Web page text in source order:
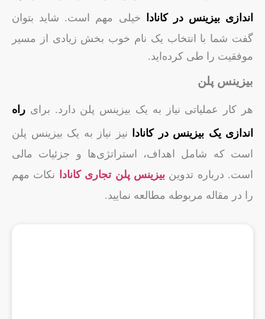
اندازی بیزینس در کانادا
خیلی مهم است. شاید بتوان
گفت شما با انتخاب یک نام خوب بخش زیادی از مسیر
موفقیت را طی کرده‌اید.
بیزینس پلن
هر کار عملیاتی نیاز به یک بیزینس پلن دارد. برای راه
اندازی یک بیزینس در کانادا نیز نیاز به یک بیزینس پلن
است که شامل اهداف، استراتژی‌ها و جزئیات مالی
است. درباره تدوینبیزینس پلن تجاری کانادا
نکات مهم
را در مقاله مربوطه مطالعه نمایید.